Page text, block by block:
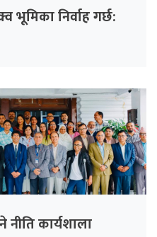
भूमिका निर्वाह गर्छ:
नीति कार्यशाला